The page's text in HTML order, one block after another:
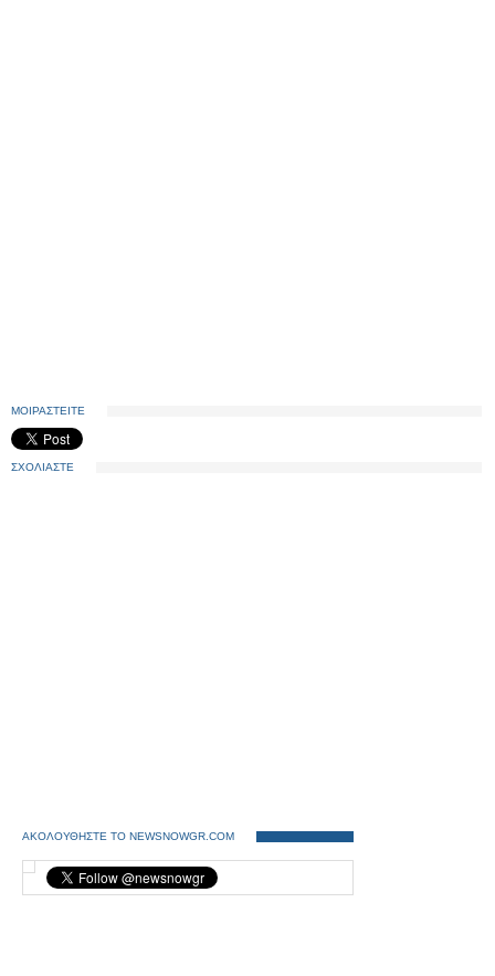
ΜΟΙΡΑΣΤΕΙΤΕ
ΣΧΟΛΙΑΣΤΕ
ΑΚΟΛΟΥΘΗΣΤΕ ΤΟ NEWSNOWGR.COM